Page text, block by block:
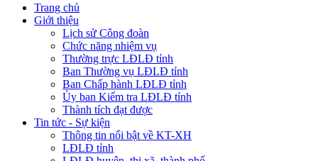
Trang chủ
Giới thiệu
Lịch sử Công đoàn
Chức năng nhiệm vụ
Thường trực LĐLĐ tỉnh
Ban Thường vụ LĐLĐ tỉnh
Ban Chấp hành LĐLĐ tỉnh
Ủy ban Kiểm tra LĐLĐ tỉnh
Thành tích đạt được
Tin tức - Sự kiện
Thông tin nổi bật về KT-XH
LĐLĐ tỉnh